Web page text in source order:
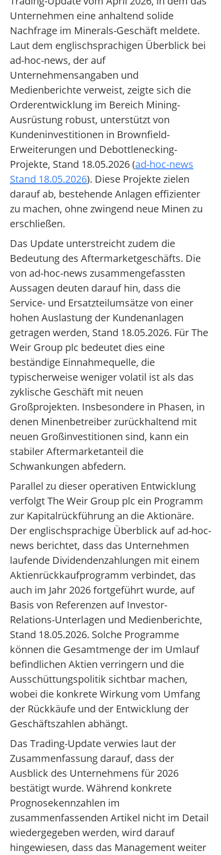
Unternehmen eine anhaltend solide
Nachfrage im Minerals-Geschäft meldete.
Laut dem englischsprachigen Überblick bei
ad-hoc-news, der auf
Unternehmensangaben und
Medienberichte verweist, zeigte sich die
Orderentwicklung im Bereich Mining-
Ausrüstung robust, unterstützt von
Kundeninvestitionen in Brownfield-
Erweiterungen und Debottlenecking-
Projekte, Stand 18.05.2026 (ad-hoc-news
Stand 18.05.2026). Diese Projekte zielen
darauf ab, bestehende Anlagen effizienter
zu machen, ohne zwingend neue Minen zu
erschließen.
Das Update unterstreicht zudem die
Bedeutung des Aftermarketgeschäfts. Die
von ad-hoc-news zusammengefassten
Aussagen deuten darauf hin, dass die
Service- und Ersatzteilumsätze von einer
hohen Auslastung der Kundenanlagen
getragen werden, Stand 18.05.2026. Für The
Weir Group plc bedeutet dies eine
beständige Einnahmequelle, die
typischerweise weniger volatil ist als das
zyklische Geschäft mit neuen
Großprojekten. Insbesondere in Phasen, in
denen Minenbetreiber zurückhaltend mit
neuen Großinvestitionen sind, kann ein
stabiler Aftermarketanteil die
Schwankungen abfedern.
Parallel zu dieser operativen Entwicklung
verfolgt The Weir Group plc ein Programm
zur Kapitalrückführung an die Aktionäre.
Der englischsprachige Überblick auf ad-hoc-
news berichtet, dass das Unternehmen
laufende Dividendenzahlungen mit einem
Aktienrückkaufprogramm verbindet, das
auch im Jahr 2026 fortgeführt wurde, auf
Basis von Referenzen auf Investor-
Relations-Unterlagen und Medienberichte,
Stand 18.05.2026. Solche Programme
können die Gesamtmenge der im Umlauf
befindlichen Aktien verringern und die
Ausschüttungspolitik sichtbar machen,
wobei die konkrete Wirkung vom Umfang
der Rückkäufe und der Entwicklung der
Geschäftszahlen abhängt.
Das Trading-Update verwies laut der
Zusammenfassung darauf, dass der
Ausblick des Unternehmens für 2026
bestätigt wurde. Während konkrete
Prognosekennzahlen im
zusammenfassenden Artikel nicht im Detail
wiedergegeben werden, wird darauf
hingewiesen, dass das Management weiter